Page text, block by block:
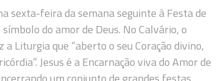
sexta-feira da semana seguinte à Festa de
do amor de Deus. No Calvário, o
Liturgia que “aberto o seu Coração divino,
Jesus é a Encarnação viva do Amor de